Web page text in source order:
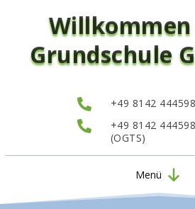
Grundschule
 +49 8142

+49 8142
(OGTS)
Menü